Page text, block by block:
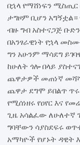
በኋላ የማሸነፍን
ታግዞም ቢሆን
ብዙ ግብ አስተናጋጅ
በአንፃራዊነት የኋላ
ግን አሁንም ማሳደግ
ከሁለት ጎሎ በላይ
ጨዋታዎች መጠነኛ
ጨዋታ ደግሞ ይበልጥ ጥሩ
የሚሰነዘሩ የዐየር እና
ጊዜ አሳልፈው ለሁለተኛ
ግባቸውን ሳያስደፍሩ
አማካዮች የሆኑት ዳዊት